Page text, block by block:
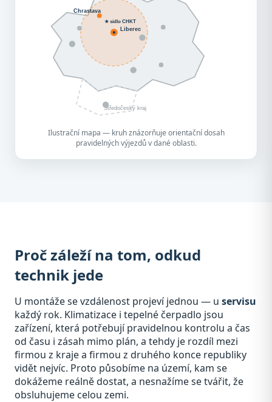
Středočeský kraj
Liberec
Chrastava
★ sídlo CHKT
Ilustrační mapa — kruh znázorňuje orientační dosah
pravidelných výjezdů v dané oblasti.
Proč záleží na tom, odkud
technik jede
U montáže se vzdálenost projeví jednou — u servisu
každý rok. Klimatizace i tepelné čerpadlo jsou
zařízení, která potřebují pravidelnou kontrolu a čas
od času i zásah mimo plán, a tehdy je rozdíl mezi
firmou z kraje a firmou z druhého konce republiky
vidět nejvíc. Proto působíme na území, kam se
dokážeme reálně dostat, a nesnažíme se tvářit, že
obsluhujeme celou zemi.